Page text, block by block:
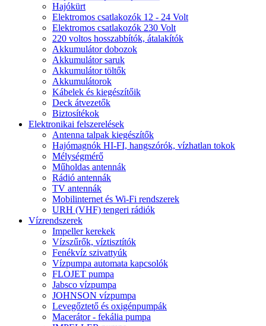
Hajókürt
Elektromos csatlakozók 12 - 24 Volt
Elektromos csatlakozók 230 Volt
220 voltos hosszabbítók, átalakítók
Akkumulátor dobozok
Akkumulátor saruk
Akkumulátor töltők
Akkumulátorok
Kábelek és kiegészítőik
Deck átvezetők
Biztosítékok
Elektronikai felszerelések
Antenna talpak kiegészítők
Hajómagnók HI-FI, hangszórók, vízhatlan tokok
Mélységmérő
Műholdas antennák
Rádió antennák
TV antennák
Mobilinternet és Wi-Fi rendszerek
URH (VHF) tengeri rádiók
Vízrendszerek
Impeller kerekek
Vízszűrők, víztisztítók
Fenékvíz szivattyúk
Vízpumpa automata kapcsolók
FLOJET pumpa
Jabsco vízpumpa
JOHNSON vízpumpa
Levegőztető és oxigénpumpák
Macerátor - fekália pumpa